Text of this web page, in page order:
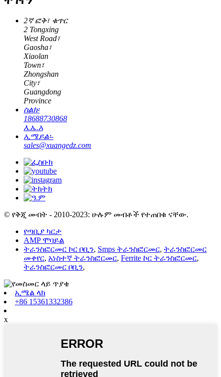
2ኛ ፎቅ፣ ቁጥር
2 Tongxing
West Road፣
Gaosha፣
Xiaolan
Town፣
Zhongshan
City፣
Guangdong
Province
ስልክ፡
18688730868
እ.ኤ.አ
ኢሜይል፡-
sales@xuangedz.com
© የቅጂ መብት - 2010-2023: ሁሉም መብቶች የተጠበቁ ናቸው.
የጣቢያ ካርታ
AMP ሞባይል
ትራንስፎርመር ኮር ቦቢን, Smps ትራንስፎርመር, ትራንስፎርመር
መቀየር, አነስተኛ ትራንስፎርመር, Ferrite ኮር ትራንስፎርመር,
ትራንስፎርመር ቦቢን,
ኢሜል ላክ
+86 15361332386
x